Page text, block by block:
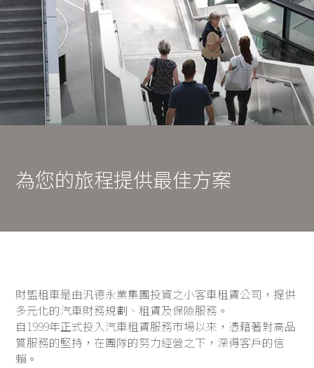
為您的旅程提供最佳方案
財盟租車是由汎德永業集團投資之小客車租賃公司，提供
多元化的汽車財務規劃、租賃及保險服務。
自1999年正式投入汽車租賃服務市場以來，憑藉著對高品
質服務的堅持，在團隊的努力經營之下，深得客戶的信
賴。